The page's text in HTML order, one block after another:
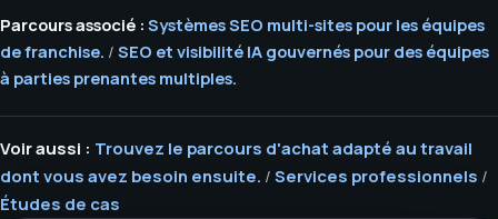
Parcours associé : Systèmes SEO multi-sites pour les équipes
de franchise. / SEO et visibilité IA gouvernés pour des équipes
à parties prenantes multiples.
Voir aussi : Trouvez le parcours d'achat adapté au travail
dont vous avez besoin ensuite. / Services professionnels /
Études de cas